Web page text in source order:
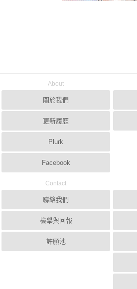
About
關於我們
更新履歷
Plurk
Facebook
Contact
聯絡我們
檢舉與回報
許願池